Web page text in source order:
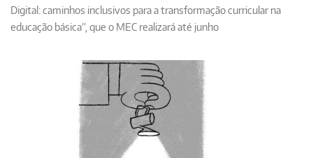
Digital: caminhos inclusivos para a transformação curricular na
educação básica”, que o MEC realizará até junho